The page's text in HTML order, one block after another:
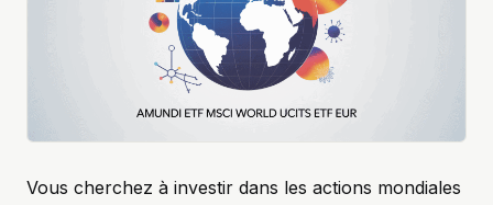
Vous cherchez à investir dans les actions mondiales